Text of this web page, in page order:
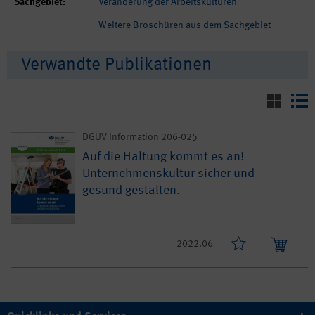
Sachgebiet:
Veränderung der Arbeitskulturen
Weitere Broschüren aus dem Sachgebiet
Verwandte Publikationen
DGUV Information 206-025
Auf die Haltung kommt es an!
Unternehmenskultur sicher und
gesund gestalten.
2022.06